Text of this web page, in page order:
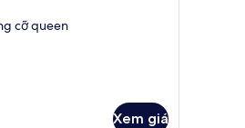
cỡ queen
Xem giá